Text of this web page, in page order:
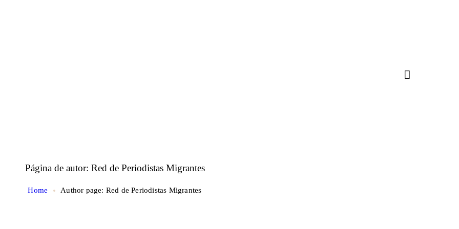
Página de autor: Red de Periodistas Migrantes
Home Author page: Red de Periodistas Migrantes